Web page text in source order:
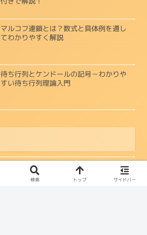
マルコフ連鎖とは？数式と具体例を通し
てわかりやすく解説
待ち行列とケンドールの記号－わかりや
すい待ち行列理論入門
【Python】rye add open3d で発生する
エラーとその対処法
検索 トップ サイドバー